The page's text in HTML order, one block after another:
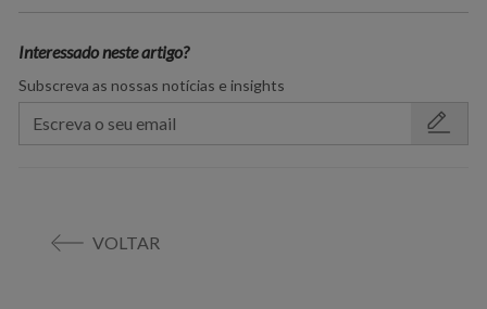
Interessado neste artigo?
Subscreva as nossas notícias e insights
VOLTAR